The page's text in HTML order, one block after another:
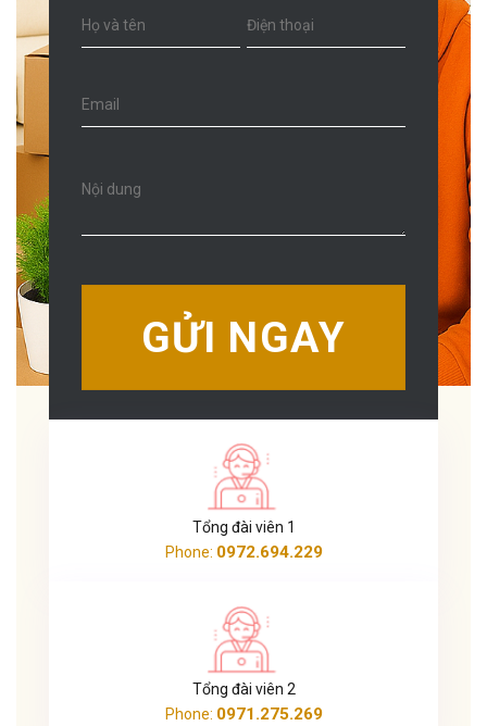
Tổng đài viên 1
Phone: 0972.694.229
Tổng đài viên 2
Phone: 0971.275.269